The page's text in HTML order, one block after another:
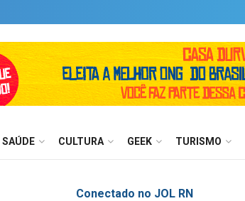
SAÚDE CULTURA GEEK TURISMO
Conectado no JOL RN